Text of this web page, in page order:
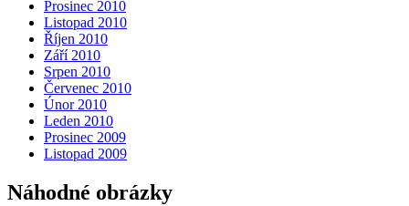
Prosinec 2010
Listopad 2010
Říjen 2010
Září 2010
Srpen 2010
Červenec 2010
Únor 2010
Leden 2010
Prosinec 2009
Listopad 2009
Náhodné obrázky